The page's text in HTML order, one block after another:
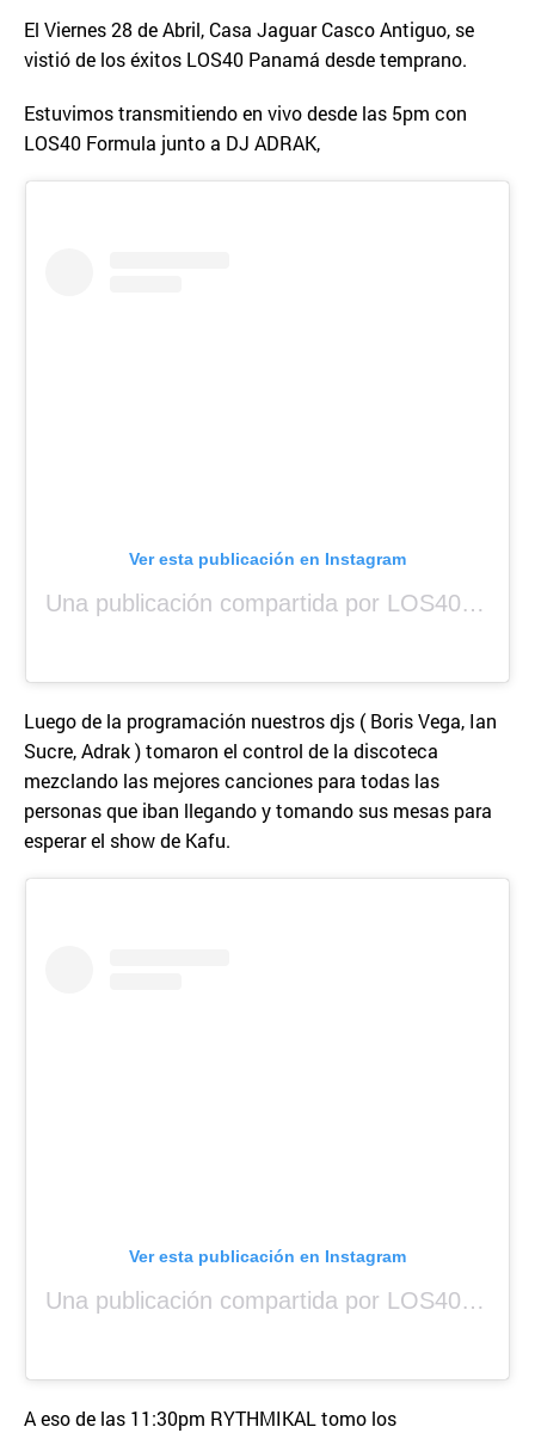
El Viernes 28 de Abril, Casa Jaguar Casco Antiguo, se
vistió de los éxitos LOS40 Panamá desde temprano.
Estuvimos transmitiendo en vivo desde las 5pm con
LOS40 Formula junto a DJ ADRAK,
Ver esta publicación en Instagram
Una publicación compartida por LOS40 Panamá (@los40panama)
Luego de la programación nuestros djs ( Boris Vega, Ian
Sucre, Adrak ) tomaron el control de la discoteca
mezclando las mejores canciones para todas las
personas que iban llegando y tomando sus mesas para
esperar el show de Kafu.
Ver esta publicación en Instagram
Una publicación compartida por LOS40 Panamá (@los40panama)
A eso de las 11:30pm RYTHMIKAL tomo los